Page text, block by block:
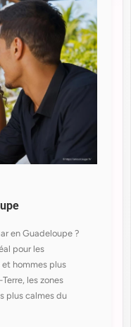
en Guadeloupe ?
pour les
hommes plus
les zones
plus calmes du